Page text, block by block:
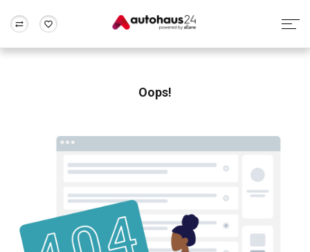
Rund um die Inzahlungnahme
Oops!